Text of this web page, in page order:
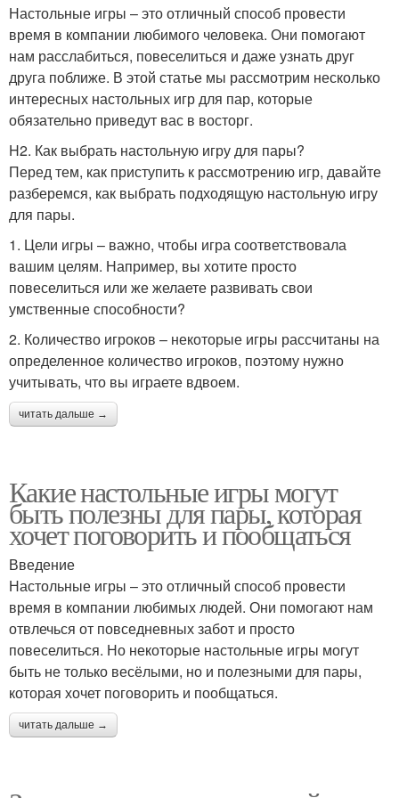
Настольные игры – это отличный способ провести
время в компании любимого человека. Они помогают
нам расслабиться, повеселиться и даже узнать друг
друга поближе. В этой статье мы рассмотрим несколько
интересных настольных игр для пар, которые
обязательно приведут вас в восторг.
H2. Как выбрать настольную игру для пары?
Перед тем, как приступить к рассмотрению игр, давайте
разберемся, как выбрать подходящую настольную игру
для пары.
1. Цели игры – важно, чтобы игра соответствовала
вашим целям. Например, вы хотите просто
повеселиться или же желаете развивать свои
умственные способности?
2. Количество игроков – некоторые игры рассчитаны на
определенное количество игроков, поэтому нужно
учитывать, что вы играете вдвоем.
читать дальше →
Какие настольные игры могут
быть полезны для пары, которая
хочет поговорить и пообщаться
Введение
Настольные игры – это отличный способ провести
время в компании любимых людей. Они помогают нам
отвлечься от повседневных забот и просто
повеселиться. Но некоторые настольные игры могут
быть не только весёлыми, но и полезными для пары,
которая хочет поговорить и пообщаться.
читать дальше →